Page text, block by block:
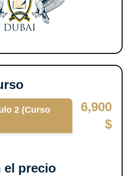
2 (Curso
6,900
$
el precio